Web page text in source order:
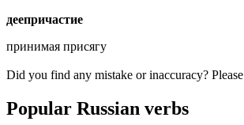
деепричастие
принимая присягу
Did you find any mistake or inaccuracy? Please
Popular Russian verbs